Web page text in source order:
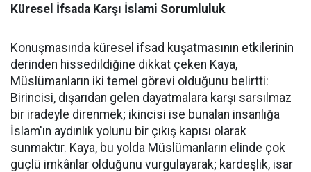
Küresel İfsada Karşı İslami Sorumluluk
Konuşmasında küresel ifsad kuşatmasının etkilerinin
derinden hissedildiğine dikkat çeken Kaya,
Müslümanların iki temel görevi olduğunu belirtti:
Birincisi, dışarıdan gelen dayatmalara karşı sarsılmaz
bir iradeyle direnmek; ikincisi ise bunalan insanlığa
İslam'ın aydınlık yolunu bir çıkış kapısı olarak
sunmaktır. Kaya, bu yolda Müslümanların elinde çok
güçlü imkânlar olduğunu vurgulayarak; kardeşlik, isar